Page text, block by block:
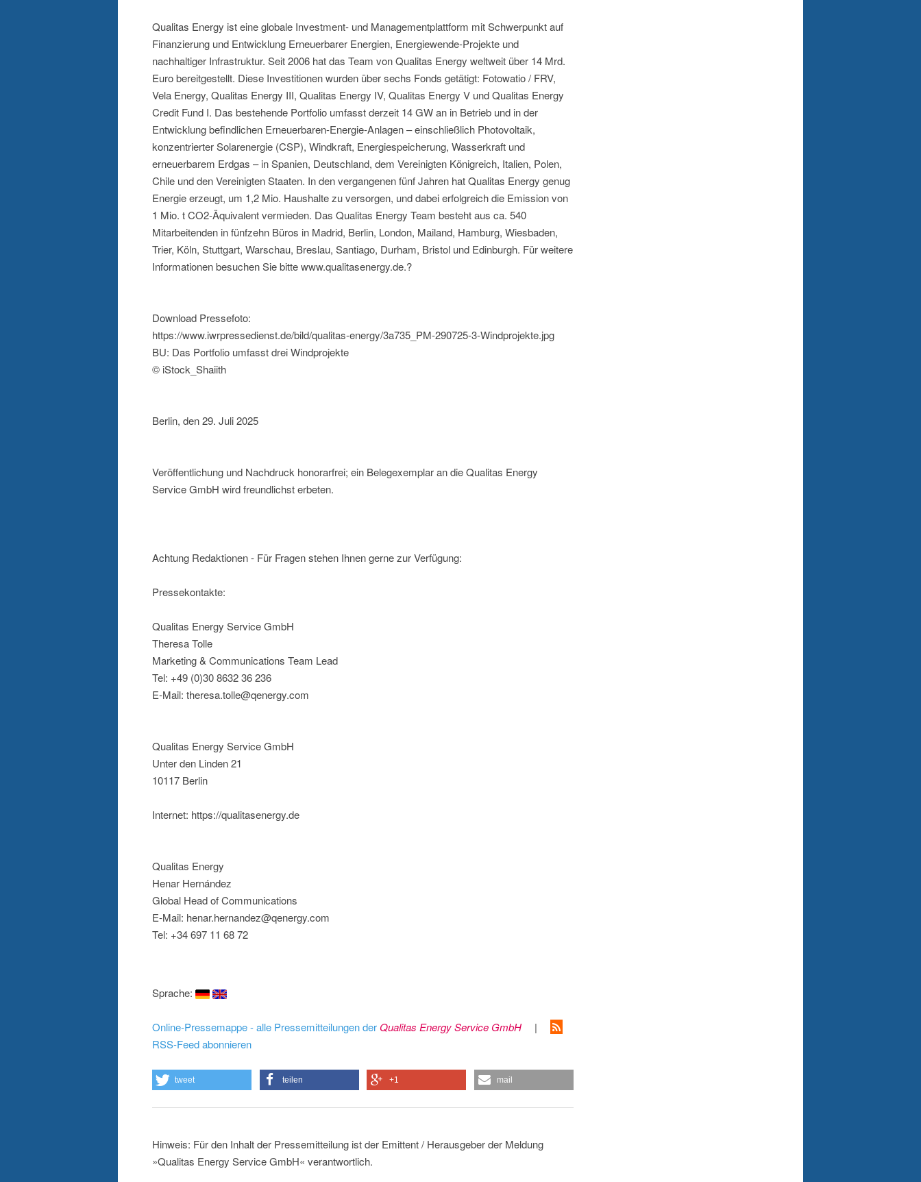
Qualitas Energy ist eine globale Investment- und Managementplattform mit Schwerpunkt auf
Finanzierung und Entwicklung Erneuerbarer Energien, Energiewende-Projekte und
nachhaltiger Infrastruktur. Seit 2006 hat das Team von Qualitas Energy weltweit über 14 Mrd.
Euro bereitgestellt. Diese Investitionen wurden über sechs Fonds getätigt: Fotowatio / FRV,
Vela Energy, Qualitas Energy III, Qualitas Energy IV, Qualitas Energy V und Qualitas Energy
Credit Fund I. Das bestehende Portfolio umfasst derzeit 14 GW an in Betrieb und in der
Entwicklung befindlichen Erneuerbaren-Energie-Anlagen – einschließlich Photovoltaik,
konzentrierter Solarenergie (CSP), Windkraft, Energiespeicherung, Wasserkraft und
erneuerbarem Erdgas – in Spanien, Deutschland, dem Vereinigten Königreich, Italien, Polen,
Chile und den Vereinigten Staaten. In den vergangenen fünf Jahren hat Qualitas Energy genug
Energie erzeugt, um 1,2 Mio. Haushalte zu versorgen, und dabei erfolgreich die Emission von
1 Mio. t CO2-Äquivalent vermieden. Das Qualitas Energy Team besteht aus ca. 540
Mitarbeitenden in fünfzehn Büros in Madrid, Berlin, London, Mailand, Hamburg, Wiesbaden,
Trier, Köln, Stuttgart, Warschau, Breslau, Santiago, Durham, Bristol und Edinburgh. Für weitere
Informationen besuchen Sie bitte www.qualitasenergy.de.?
Download Pressefoto:
https://www.iwrpressedienst.de/bild/qualitas-energy/3a735_PM-290725-3-Windprojekte.jpg
BU: Das Portfolio umfasst drei Windprojekte
© iStock_Shaiith
Berlin, den 29. Juli 2025
Veröffentlichung und Nachdruck honorarfrei; ein Belegexemplar an die Qualitas Energy
Service GmbH wird freundlichst erbeten.
Achtung Redaktionen - Für Fragen stehen Ihnen gerne zur Verfügung:
Pressekontakte:
Qualitas Energy Service GmbH
Theresa Tolle
Marketing & Communications Team Lead
Tel: +49 (0)30 8632 36 236
E-Mail: theresa.tolle@qenergy.com
Qualitas Energy Service GmbH
Unter den Linden 21
10117 Berlin
Internet: https://qualitasenergy.de
Qualitas Energy
Henar Hernández
Global Head of Communications
E-Mail: henar.hernandez@qenergy.com
Tel: +34 697 11 68 72
Sprache:
Online-Pressemappe - alle Pressemitteilungen derQualitas Energy Service GmbH
|
RSS-Feed abonnieren
tweet teilen +1 mail
Hinweis: Für den Inhalt der Pressemitteilung ist der Emittent / Herausgeber der Meldung
»Qualitas Energy Service GmbH« verantwortlich.